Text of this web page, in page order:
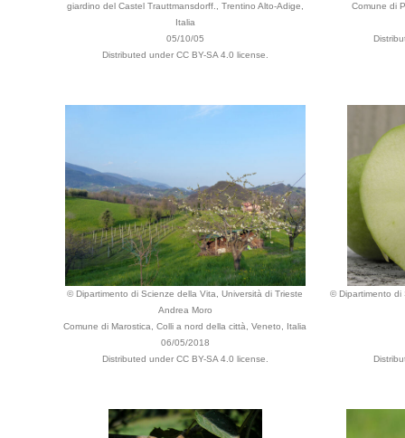
giardino del Castel Trauttmansdorff., Trentino Alto-Adige,
Italia
05/10/05
Distributed under CC BY-SA 4.0 license.
Comune di
© Dipartimento di Scienze della Vita, Università di Trieste
Andrea Moro
Comune di Marostica, Colli a nord della città, Veneto, Italia
06/05/2018
Distributed under CC BY-SA 4.0 license.
© Dipartimento di